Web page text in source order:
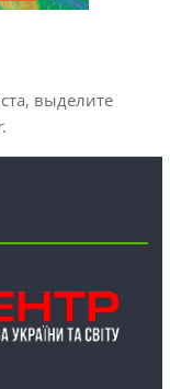
выделите
.